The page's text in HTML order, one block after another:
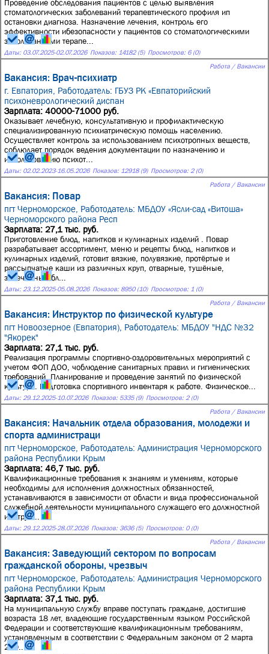
Проведение обследования пациентов с целью выявления
стоматологических заболеваний терапевтического профиля ип
остановки диагноза. Назначение лечения, контроль его
эффективности ибезопасности у пациентов со стоматологическими
заболеваниями терапе...
Даты: 03.07.2025-02.07.2026 Показов: 14182 (5) Просмотров: 6 (0)
Работа / Вакансии
Вакансия: Врач-психиатр
г. Евпатория, Работодатель: ГБУЗ РК «Евпаторийский
психоневрологический диспан
Зарплата: 40000-71000 руб.
Оказывает лечебную, консультативную и профилактическую
специализированную психиатрическую помощь населению.
Осуществляет контроль за использованием психотропных веществ,
соблюдает порядок ведения документации по назначению и
использованию психот...
Даты: 02.02.2023-16.05.2026 Показов: 12918 (9) Просмотров: 2 (0)
Работа / Вакансии
Вакансия: Повар
пгт Черноморское, Работодатель: МБДОУ «Ясли-сад «Витоша»
Черноморского района Респ
Зарплата: 27,1 тыс. руб.
Приготовление блюд, напитков и кулинарных изделий . Повар
разрабатывает ассортимент, меню и рецепты блюд, напитков и
кулинарных изделий, готовит вязкие, полувязкие, протёртые и
рассыпчатые каши из различных круп, отварные, тушёные,
запечённые бл...
Даты: 23.12.2025-05.08.2026 Показов: 8950 (10) Просмотров: 1 (0)
Работа / Вакансии
Вакансия: Инструктор по физической культуре
пгт Новоозерное (Евпатория), Работодатель: МБДОУ "НДС №32
"Якорек"
Зарплата: 27,1 тыс. руб.
Реализация программы спортивно-оздоровительных мероприятий с
учетом ФОП ДОО, чоблюдение санитарных правил и гигиенических
требований. Планирование и проведение занятий по физической
культуре. Подготовка спортивного инвентаря к работе. Физическое...
Даты: 29.12.2025-10.07.2026 Показов: 5335 (9) Просмотров: 2 (0)
Работа / Вакансии
Вакансия: Начальник отдела образования, молодежи и
спорта администраци
пгт Черноморское, Работодатель: Администрация Черноморского
района Республики Крым
Зарплата: 46,7 тыс. руб.
Квалификационные требования к знаниям и умениям, которые
необходимы для исполнения должностных обязанностей,
устанавливаются в зависимости от области и вида профессиональной
служебной деятельности муниципального служащего его должностной
инструк...
Даты: 29.12.2025-28.07.2026 Показов: 3636 (5) Просмотров: 0 (0)
Работа / Вакансии
Вакансия: Заведующий сектором по вопросам
гражданской обороны, чрезвыч
пгт Черноморское, Работодатель: Администрация Черноморского
района Республики Крым
Зарплата: 37,1 тыс. руб.
На муниципальную службу вправе поступать граждане, достигшие
возраста 18 лет, владеющие государственным языком Российской
Федерации и соответствующие квалификационным требованиям,
установленным в соответствии с Федеральным законом от 2 марта
200...